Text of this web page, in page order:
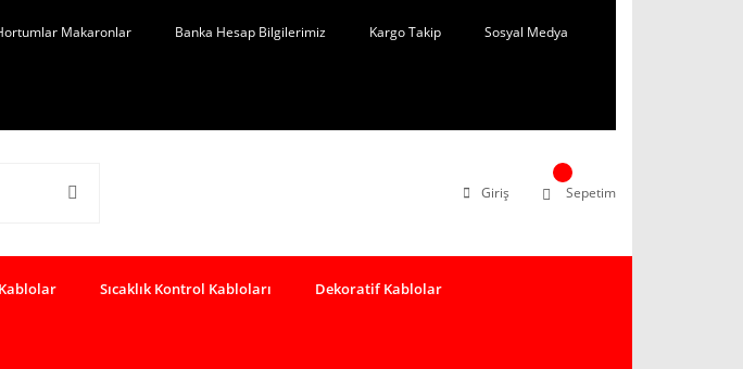
Makaronlar Banka Hesap Bilgilerimiz Kargo Takip Sosyal Medya
Giriş Sepetim
Sıcaklık Kontrol Kabloları Dekoratif Kablolar